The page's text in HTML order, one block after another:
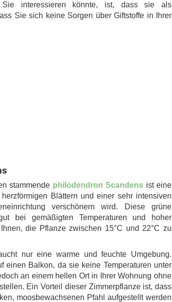
interessieren könnte, ist, dass sie als
Sie sich keine Sorgen über Giftstoffe in Ihrer
stammende philodendron Scandens ist eine
Blättern und einer sehr intensiven
verschönern wird. Diese grüne
bei gemäßigten Temperaturen und hoher
die Pflanze zwischen 15°C und 22°C zu
nur eine warme und feuchte Umgebung.
einen Balkon, da sie keine Temperaturen unter
an einem hellen Ort in Ihrer Wohnung ohne
Ein Vorteil dieser Zimmerpflanze ist, dass
moosbewachsenen Pfahl aufgestellt werden